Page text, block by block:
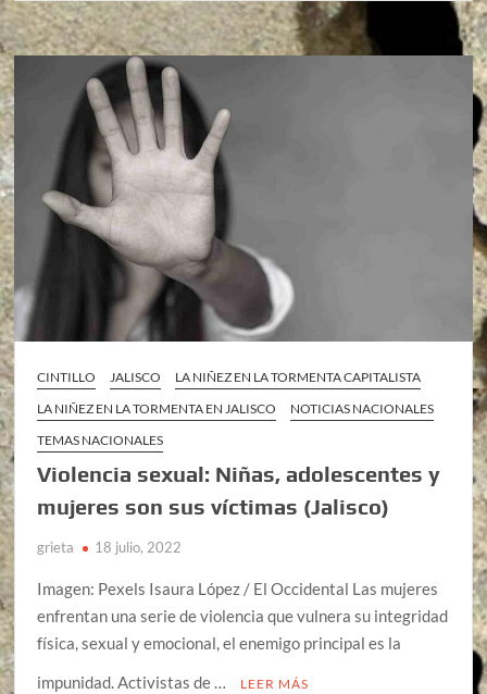
CINTILLO JALISCO
LA NIÑEZ EN LA TORMENTA CAPITALISTA
LA NIÑEZ EN LA TORMENTA EN JALISCO
NOTICIAS NACIONALES
TEMAS NACIONALES
Violencia sexual: Niñas, adolescentes y
mujeres son sus víctimas (Jalisco)
grieta 18 julio, 2022
Imagen: Pexels Isaura López / El Occidental Las mujeres
enfrentan una serie de violencia que vulnera su integridad
física, sexual y emocional, el enemigo principal es la
impunidad. Activistas de …
LEER MÁS